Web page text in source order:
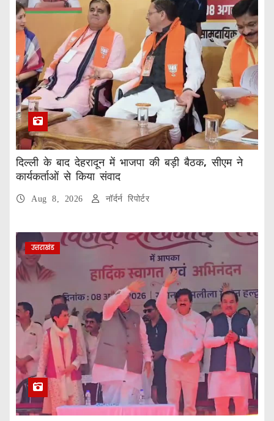
दिल्ली के बाद देहरादून में भाजपा की बड़ी बैठक, सीएम ने
कार्यकर्ताओं से किया संवाद
Aug 8, 2026 नॉर्दर्न रिपोर्टर
उत्तराखंड